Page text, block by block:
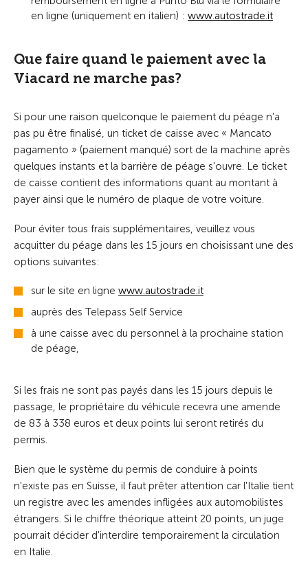
en ligne (uniquement en italien) : www.autostrade.it
Que faire quand le paiement avec la
Viacard ne marche pas?
Si pour une raison quelconque le paiement du péage n'a
pas pu être finalisé, un ticket de caisse avec « Mancato
pagamento » (paiement manqué) sort de la machine après
quelques instants et la barrière de péage s'ouvre. Le ticket
de caisse contient des informations quant au montant à
payer ainsi que le numéro de plaque de votre voiture.
Pour éviter tous frais supplémentaires, veuillez vous
acquitter du péage dans les 15 jours en choisissant une des
options suivantes:
sur le site en ligne www.autostrade.it
auprès des Telepass Self Service
à une caisse avec du personnel à la prochaine station
de péage,
Si les frais ne sont pas payés dans les 15 jours depuis le
passage, le propriétaire du véhicule recevra une amende
de 83 à 338 euros et deux points lui seront retirés du
permis.
Bien que le système du permis de conduire à points
n'existe pas en Suisse, il faut prêter attention car l'Italie tient
un registre avec les amendes infligées aux automobilistes
étrangers. Si le chiffre théorique atteint 20 points, un juge
pourrait décider d'interdire temporairement la circulation
en Italie.